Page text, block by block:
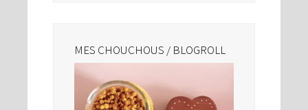
MES CHOUCHOUS / BLOGROLL